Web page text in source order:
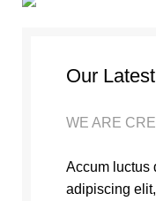
Our
WE ARE
Accum luctus
adipiscing